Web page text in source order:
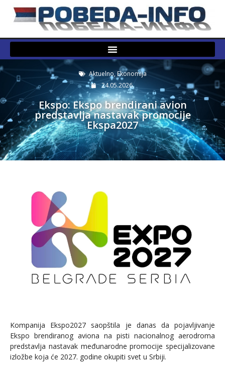
Aktuelno,Ekonomija
24.05.2026.
Ekspo: Ekspo brendirani avion
predstavlja nastavak promocije
Ekspa2027
Kompanija Ekspo2027 saopštila je danas da pojavljivanje
Ekspo brendiranog aviona na pisti nacionalnog aerodroma
predstavlja nastavak međunarodne promocije specijalizovane
izložbe koja će 2027. godine okupiti svet u Srbiji.